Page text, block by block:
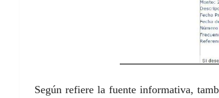
Según refiere la fuente informativa,